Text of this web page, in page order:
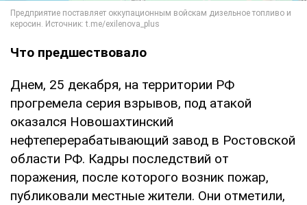
Что предшествовало
Днем, 25 декабря, на территории РФ
прогремела серия взрывов, под атакой
оказался Новошахтинский
нефтеперерабатывающий завод в Ростовской
области РФ. Кадры последствий от
поражения, после которого возник пожар,
публиковали местные жители. Они отметили,